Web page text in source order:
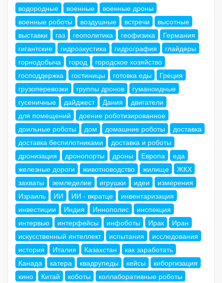
водородные
военные
военные дроны
военные роботы
воздушные встречи
высотные
выставки
газ геополитика геофизика
Германия
гигантские
гидроакустика гидрография
глайдеры
горнодобыча
город
городское хозяйство
господдержка
гостиницы готовка еды
Греция
грузоперевозки
группы дронов
гуманоидные
гусеничные
дайджест Дания
двигатели
для помещений
доение роботизированное
доильные роботы
дом домашние роботы
доставка
доставка беспилотниками
доставка и роботы
дронизация
дронопорты дроны Европа
еда
железные дороги
животноводство жилище
ЖКХ
захваты
земледелие игрушки идеи
измерения
Израиль
ИИ ИИ - вкратце
инвентаризация
инвестиции
Индия Иннополис
инспекция
интервью
интерфейсы инфоботы Ирак
Иран
искусственный интеллект
испытания
исследования
история
Италия Казахстан
как заработать
Канада
катера квадрупеды кейсы
киборгизация
кино
Китай коботы
коллаборативные роботы